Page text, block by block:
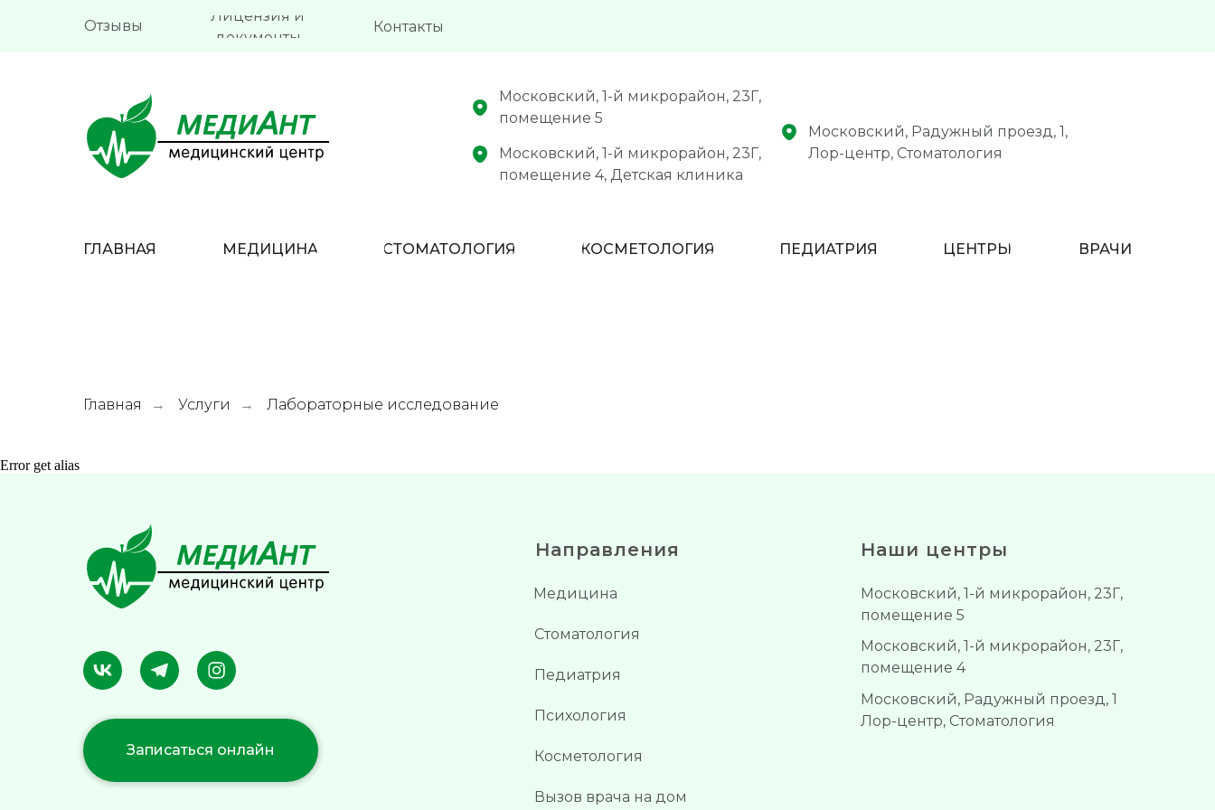
Отзывы
Лицензия и
документы
Контакты
ГЛАВНАЯ МЕДИЦИНА СТОМАТОЛОГИЯ КОСМЕТОЛОГИЯ ПЕДИАТРИЯ ВРАЧИ
ЦЕНТРЫ
Московский, 1-й микрорайон, 23Г,
помещение 5
Московский, 1-й микрорайон, 23Г,
помещение 4, Детская клиника
Московский, Радужный проезд, 1,
Лор-центр, Стоматология
Главная → Услуги → Лабораторные исследование
Error get alias
Направления Наши центры
Московский, 1-й микрорайон, 23Г,
помещение 5
Московский, 1-й микрорайон, 23Г,
помещение 4
Медицина
Стоматология
Педиатрия
Психология
Косметология
Вызов врача на дом
Московский, Радужный проезд, 1
Лор-центр, Стоматология
Записаться онлайн